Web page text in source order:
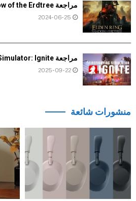
مراجعة ELDEN RING – Shadow of the Erdtree
2024-06-25
مراجعة Firefighting Simulator: Ignite
2025-09-22
منشورات شائعة